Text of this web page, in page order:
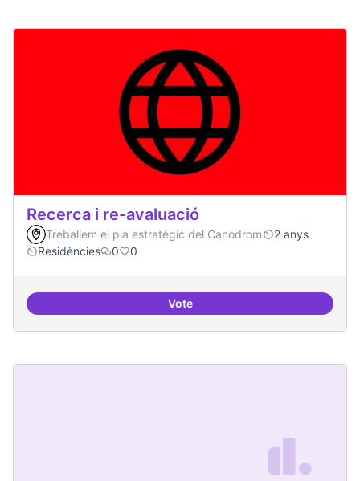
Recerca i re-avaluació
Treballem el pla estratègic del Canòdrom
2 anys
Residències
0 0
VoteRecerca i re-avaluació